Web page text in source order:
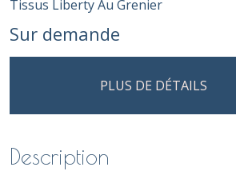
Tissus Liberty Au Grenier
Sur demande
PLUS DE DÉTAILS
Description